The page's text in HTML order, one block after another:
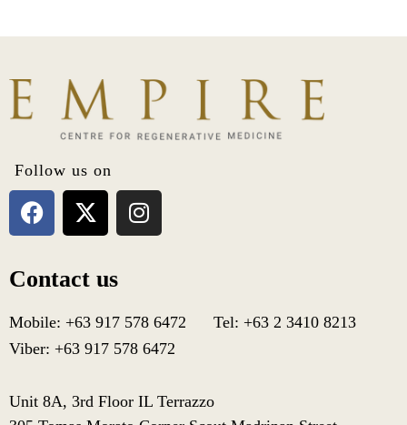
Follow us on
Contact us
Mobile: +63 917 578 6472 Tel: +63 2 3410 8213
Viber: +63 917 578 6472
Unit 8A, 3rd Floor IL Terrazzo